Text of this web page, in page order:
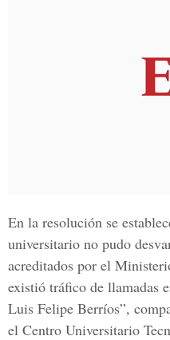
En la resolución se
universitario no pudo
acreditados por el
existió tráfico de llamadas
Luis Felipe Berríos”,
el Centro Universitario